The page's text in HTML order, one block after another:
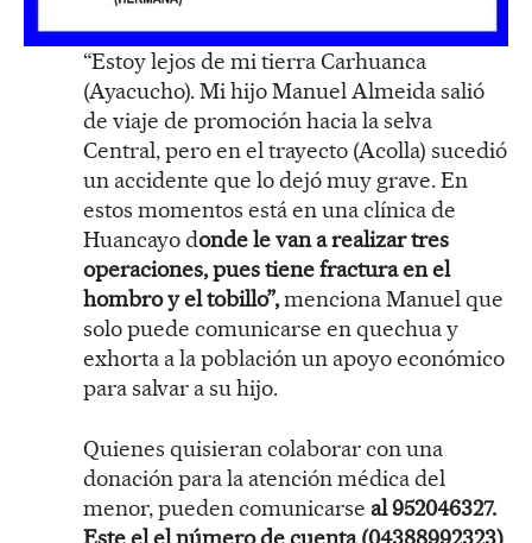
“Estoy lejos de mi tierra Carhuanca
(Ayacucho). Mi hijo Manuel Almeida salió
de viaje de promoción hacia la selva
Central, pero en el trayecto (Acolla) sucedió
un accidente que lo dejó muy grave. En
estos momentos está en una clínica de
Huancayo donde le van a realizar tres
operaciones, pues tiene fractura en el
hombro y el tobillo”,menciona Manuel que
solo puede comunicarse en quechua y
exhorta a la población un apoyo económico
para salvar a su hijo.
Quienes quisieran colaborar con una
donación para la atención médica del
menor, pueden comunicarse al 952046327.
Este el el número de cuenta (04388992323)